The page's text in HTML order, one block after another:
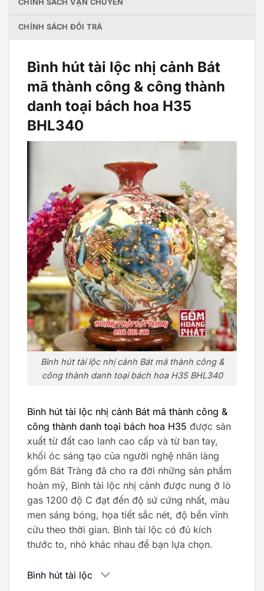
CHÍNH SÁCH VẬN CHUYỂN
CHÍNH SÁCH ĐỔI TRẢ
Bình hút tài lộc nhị cảnh Bát
mã thành công & công thành
danh toại bách hoa H35
BHL340
Bình hút tài lộc nhị cảnh Bát mã thành công &
công thành danh toại bách hoa H35 BHL340
Bình hút tài lộc nhị cảnh Bát mã thành công &
công thành danh toại bách hoa H35 được sản
xuất từ đất cao lanh cao cấp và từ ban tay,
khối óc sáng tạo của người nghệ nhân làng
gốm Bát Tràng đã cho ra đời những sản phẩm
hoàn mỹ, Bình tài lộc nhị cảnh được nung ở lò
gas 1200 độ C đạt đến độ sứ cứng nhất, màu
men sáng bóng, họa tiết sắc nét, độ bền vĩnh
cửu theo thời gian. Bình tài lộc có đủ kích
thước to, nhỏ khác nhau để bạn lựa chọn.
Bình hút tài lộc